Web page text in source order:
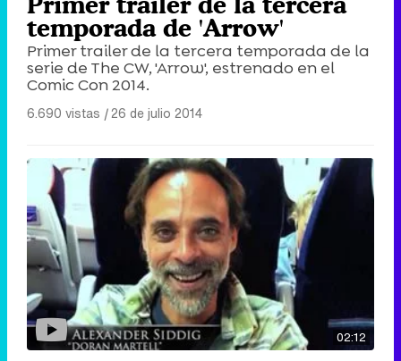
temporada de 'Arrow'
Primer trailer de la tercera temporada de la
serie de The CW, 'Arrow', estrenado en el
Comic Con 2014.
6.690 vistas |26 de julio 2014
02:12